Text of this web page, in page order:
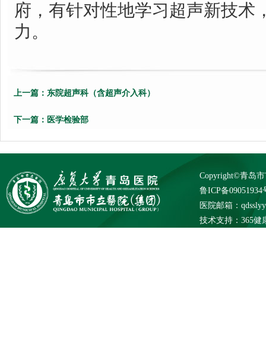
府，有针对性地学习超声新技术
力。
上一篇： 东院超声科（含超声介入科）
下一篇： 医学检验部
Copyright©青岛
鲁ICP备09051934
医院邮箱：
技术支持： 365健